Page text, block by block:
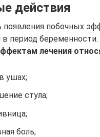
действия
появления побочных
период
лечения
ушах;
стула;
боль;